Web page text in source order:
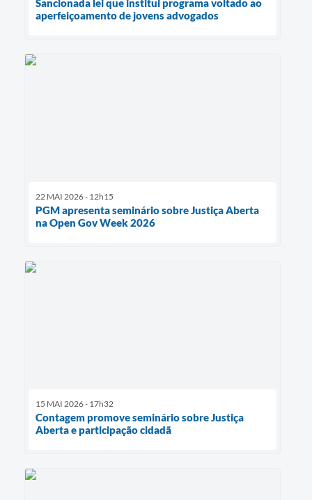
Sancionada lei que institui programa voltado ao
aperfeiçoamento de jovens advogados
22 MAI 2026 - 12h15
PGM apresenta seminário sobre Justiça Aberta
na Open Gov Week 2026
15 MAI 2026 - 17h32
Contagem promove seminário sobre Justiça
Aberta e participação cidadã